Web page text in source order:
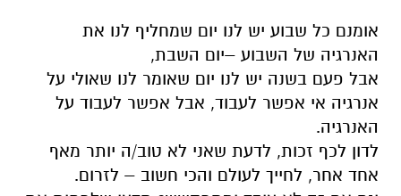
אומנם כל שבוע יש לנו יום שמחליף לנו את
האנרגיה של השבוע –יום השבת,
אבל פעם בשנה יש לנו יום שאומר לנו שאולי על
אנרגיה אי אפשר לעבוד, אבל אפשר לעבוד על
האנרגיה.
לדון לכף זכות, לדעת שאני לא טוב/ה יותר מאף
אחד אחר, לחייך לעולם והכי חשוב – לזרום.